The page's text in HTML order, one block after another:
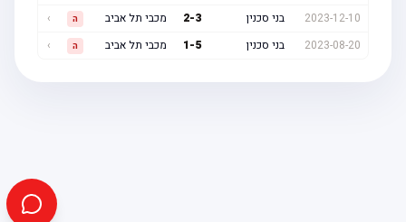
2023-12-10
בני סכנין 2- מכבי תל אביב
2023-08-20
בני סכנין 1- מכבי תל אביב